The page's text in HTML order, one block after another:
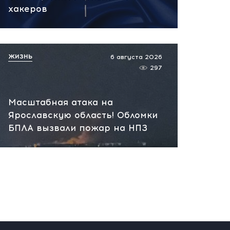
НАТО планирует и
заявление хакеров
хакеров
Масштабная атака на
Ярославскую область! Обломки
БПЛА вызвали пожар на НПЗ
6 августа 2026
297
ЖИЗНЬ